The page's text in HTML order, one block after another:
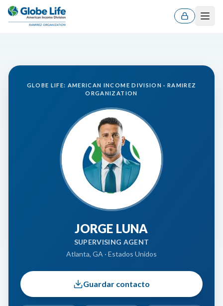
GLOBE LIFE: AMERICAN INCOME DIVISION · RAMIREZ
ORGANIZATION
JORGE LUNA
SUPERVISING AGENT
Atlanta, GA · Estados Unidos
Guardar contacto